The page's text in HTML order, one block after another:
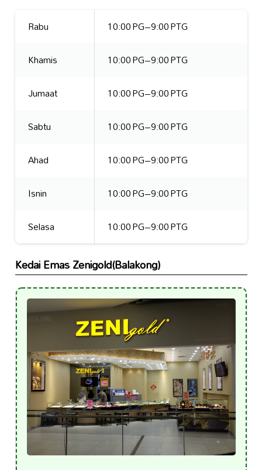
Rabu
10:00 PG–9:00 PTG
Khamis
10:00 PG–9:00 PTG
Jumaat
10:00 PG–9:00 PTG
Sabtu
10:00 PG–9:00 PTG
Ahad
10:00 PG–9:00 PTG
Isnin
10:00 PG–9:00 PTG
Selasa
10:00 PG–9:00 PTG
Kedai Emas Zenigold(Balakong)